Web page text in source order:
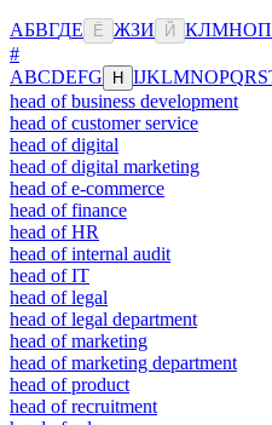
АБВГДЕ Ё ЖЗИ Й КЛМНОП
#
ABCDEFG H IJKLMNOPQRS
head of business development
head of customer service
head of digital
head of digital marketing
head of e-commerce
head of finance
head of HR
head of internal audit
head of IT
head of legal
head of legal department
head of marketing
head of marketing department
head of product
head of recruitment